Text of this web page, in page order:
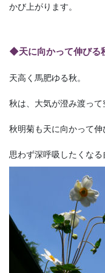
かび上がります。
◆天に向かって伸びる
天高く馬肥ゆる秋。
秋は、大気が澄み渡って
秋明菊も天に向かって伸
思わず深呼吸したくなる